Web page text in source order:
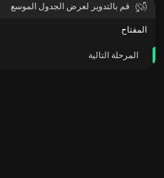
قم بالتدوير لعرض الجدول الموسع
المفتاح
المرحلة التالية